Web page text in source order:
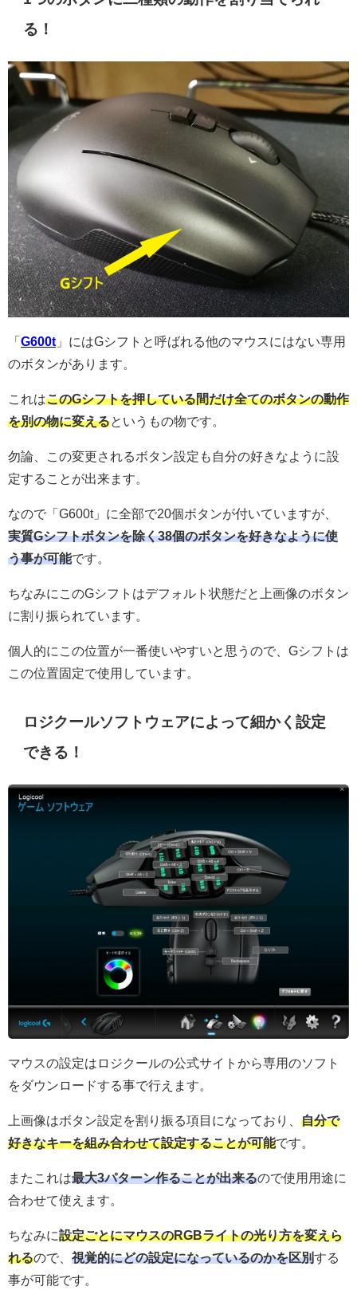
る！
「 G600t 」にはGシフトと呼ばれる他のマウスにはない専用
のボタンがあります。
これはこのGシフトを押している間だけ全てのボタンの動作
を別の物に変えるというもの物です。
勿論、この変更されるボタン設定も自分の好きなように設
定することが出来ます。
なので「G600t」に全部で20個ボタンが付いていますが、
実質Gシフトボタンを除く38個のボタンを好きなように使
う事が可能です。
ちなみにこのGシフトはデフォルト状態だと上画像のボタン
に割り振られています。
個人的にこの位置が一番使いやすいと思うので、Gシフトは
この位置固定で使用しています。
ロジクールソフトウェアによって細かく設定
できる！
マウスの設定はロジクールの公式サイトから専用のソフト
をダウンロードする事で行えます。
上画像はボタン設定を割り振る項目になっており、 自分で
好きなキーを組み合わせて設定することが可能です。
またこれは最大3パターン作ることが出来るので使用用途に
合わせて使えます。
ちなみに設定ごとにマウスのRGBライトの光り方を変えら
れるので、 視覚的にどの設定になっているのかを区別する
事が可能です。